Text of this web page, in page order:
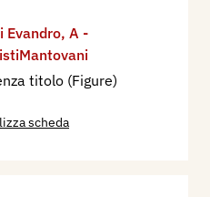
Evandro, A -
titolo (Figure)
scheda